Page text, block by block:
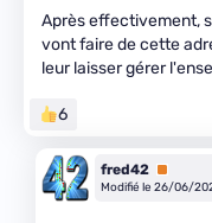
Après effectivement,
vont faire de cette
leur laisser gérer
6
fred42 Premium
Modifié le 26/06/